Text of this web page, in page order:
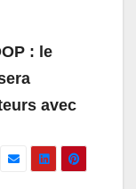
: le
avec